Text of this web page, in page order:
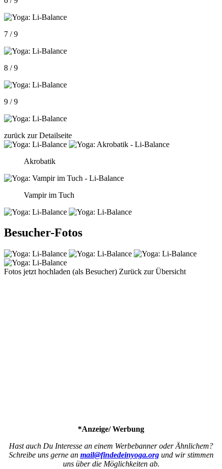
7 / 9
8 / 9
9 / 9
zurück zur Detailseite
Akrobatik
Vampir im Tuch
Besucher-Fotos
Fotos jetzt hochladen (als Besucher) Zurück zur Übersicht
*Anzeige/ Werbung
Hast auch Du Interesse an einem Werbebanner oder Ähnlichem?
Schreibe uns gerne an mail@findedeinyoga.orgund wir stimmen
uns über die Möglichkeiten ab.